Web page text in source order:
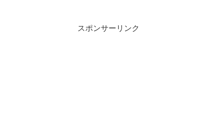
スポンサーリンク